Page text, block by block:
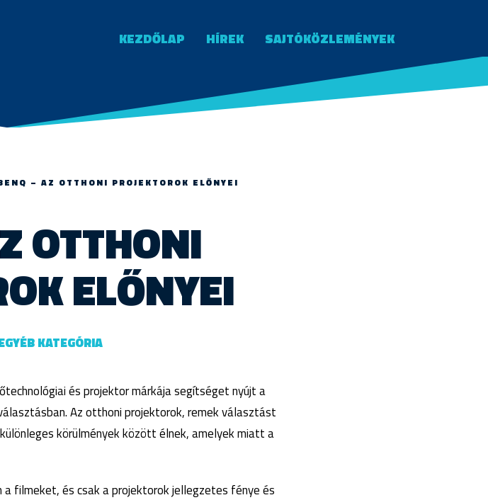
KEZDŐLAP HÍREK SAJTÓKÖZLEMÉNYEK
– AZ OTTHONI PROJEKTOROK ELŐNYEI
OTTHONI
ELŐNYEI
KATEGÓRIA
és projektor márkája segítséget nyújt a
Az otthoni projektorok, remek választást
körülmények között élnek, amelyek miatt a
a filmeket, és csak a projektorok jellegzetes fénye és